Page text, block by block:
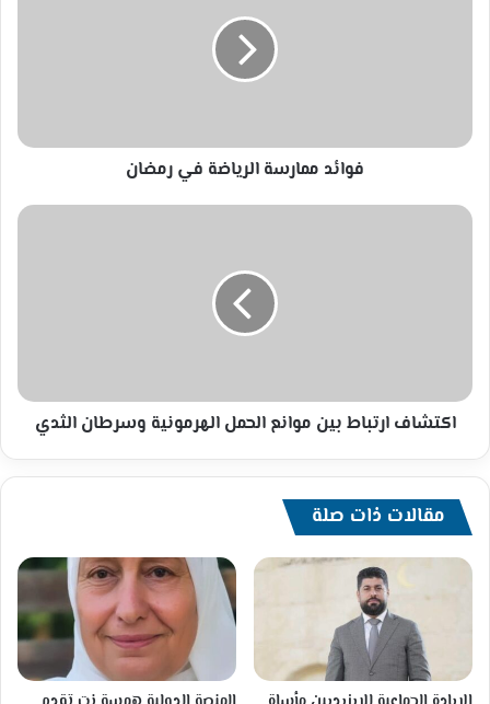
فوائد ممارسة الرياضة في رمضان
اكتشاف
اكتشاف ارتباط بين موانع الحمل الهرمونية وسرطان الثدي
مقالات ذات صلة